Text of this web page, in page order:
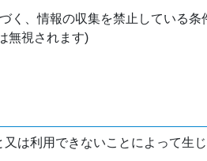
く、情報の収集を禁止している条
無視されます)
又は利用できないことによって生